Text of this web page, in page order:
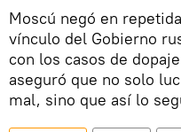
Moscú negó en
vínculo del Gobierno
con los casos de
aseguró que no solo
mal, sino que así lo